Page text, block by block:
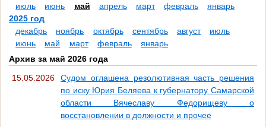
июль
июнь май апрель март февраль
январь
2025 год
декабрь
ноябрь октябрь сентябрь август
июль
июнь
май март февраль
январь
Архив за май 2026 года
15.05.2026
Судом оглашена резолютивная часть решения
по иску Юрия Беляева к губернатору Самарской
области Вячеславу Федорищеву о
восстановлении в должности и прочее